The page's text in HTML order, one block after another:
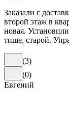
Заказали с
второй этаж в
новая.
тише, старой.
(3)
(0)
Евгений